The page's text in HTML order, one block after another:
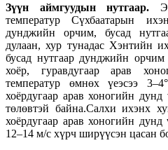
Зүүн аймгуудын нутгаар.
температур Сүхбаатарын
дунджийн орчим, бусад
дулаан, хур тунадас Хэнтийн
бусад нутгаар дунджийн
хоёр, гуравдугаар арав
температур өмнөх үеэсээ
хоёрдугаар арав хоногийн дунд
төлөвтэй байна.Салхи ихэнх
хоёрдугаар арав хоногийн
12–14 м/с хүрч ширүүсэн цасан